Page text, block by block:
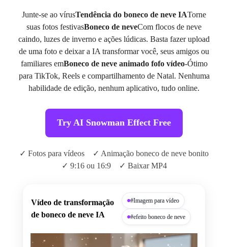
Junte-se ao vírusTendência do boneco de neve IATorne
suas fotos festivasBoneco de neveCom flocos de neve
caindo, luzes de inverno e ações lúdicas. Basta fazer upload
de uma foto e deixar a IA transformar você, seus amigos ou
familiares emBoneco de neve animado fofo vídeo-Ótimo
para TikTok, Reels e compartilhamento de Natal. Nenhuma
habilidade de edição, nenhum aplicativo, tudo online.
Try AI Snowman Effect Free
✓ Fotos para vídeos
✓ Animação boneco de neve bonito
✓ 9:16 ou 16:9
✓ Baixar MP4
Vídeo de transformação
de boneco de neve IA
#Imagem para vídeo
#efeito boneco de neve